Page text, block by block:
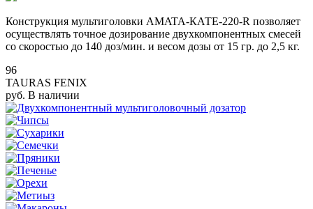
Конструкция мультиголовки AMATA-КАТЕ-220-R позволяет
осуществлять точное дозирование двухкомпонентных смесей
со скоростью до 140 доз/мин. и весом дозы от 15 гр. до 2,5 кг.
96
TAURAS FENIX
руб. В наличии